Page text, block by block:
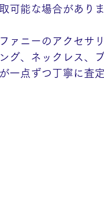
可能な場合がありま
ァニーのアクセサ
グ、ネックレス、
一点ずつ丁寧に査